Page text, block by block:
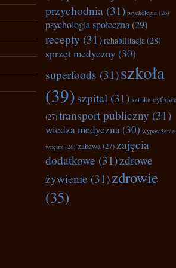
przychodnia (31) psychologia (26)
psychologia społeczna(29)
recepty (31)rehabilitacja(28)
sprzęt medyczny (30)
superfoods (31)szkoła
(39)szpital (31)sztuka
(27)transport publiczny (31)
wiedza medyczna(30) wyposażenie
wnętrz (26) zabawa(27) zajęcia
dodatkowe (31)zdrowe
żywienie (31)zdrowie
(35)